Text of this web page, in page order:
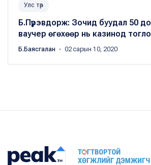
Улс төр
Б.Пүрэвдорж: Зочид буудал 50
ваучер өгөхөөр нь казинод
Б.Баясгалан ・ 02 сарын 10, 2020